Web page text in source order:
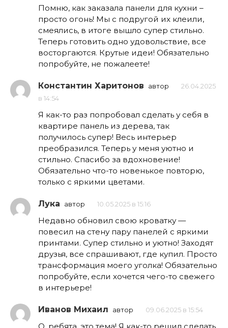
Помню, как заказала панели для кухни –
просто огонь! Мы с подругой их клеили,
смеялись, в итоге вышло супер стильно.
Теперь готовить одно удовольствие, все
восторгаются. Крутые идеи! Обязательно
попробуйте, не пожалеете!
Константин Харитонов автор
26.04.2025
в 14:54
Я как-то раз попробовал сделать у себя в
квартире панель из дерева, так
получилось супер! Весь интерьер
преобразился. Теперь у меня уютно и
стильно. Спасибо за вдохновение!
Обязательно что-то новенькое повторю,
только с яркими цветами.
Лука автор 10.05.2025 в 15:16
Недавно обновил свою кроватку —
повесил на стену пару панелей с яркими
принтами. Супер стильно и уютно! Заходят
друзья, все спрашивают, где купил. Просто
трансформация моего уголка! Обязательно
попробуйте, если хочется чего-то свежего
в интерьере!
Иванов Михаил автор 09.06.2025 в 15:54
О, ребята, это тема! Я как-то решил сделать